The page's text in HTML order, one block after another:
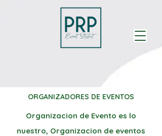
ORGANIZADORES DE EVENTOS
Organizacion de Evento es lo
nuestro, Organizacion de eventos